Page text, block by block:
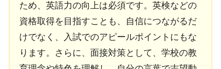
ため、英語力の向上は必須です。英検などの
資格取得を目指すことも、自信につながるだ
けでなく、入試でのアピールポイントにもな
ります。さらに、面接対策として、学校の教